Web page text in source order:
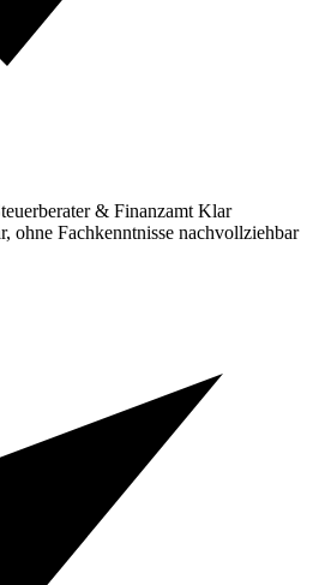
& Finanzamt Klar
ohne Fachkenntnisse nachvollziehbar